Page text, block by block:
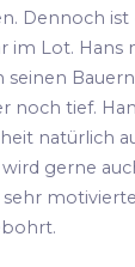
Dennoch ist
im Lot. Hans
seinen
noch tief.
natürlich
gerne